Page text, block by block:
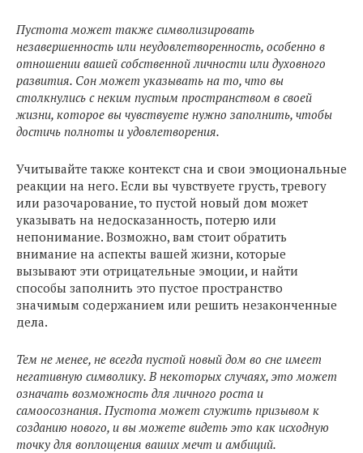
Пустота может также символизировать
незавершенность или неудовлетворенность, особенно в
отношении вашей собственной личности или духовного
развития. Сон может указывать на то, что вы
столкнулись с неким пустым пространством в своей
жизни, которое вы чувствуете нужно заполнить, чтобы
достичь полноты и удовлетворения.
Учитывайте также контекст сна и свои эмоциональные
реакции на него. Если вы чувствуете грусть, тревогу
или разочарование, то пустой новый дом может
указывать на недосказанность, потерю или
непонимание. Возможно, вам стоит обратить
внимание на аспекты вашей жизни, которые
вызывают эти отрицательные эмоции, и найти
способы заполнить это пустое пространство
значимым содержанием или решить незаконченные
дела.
Тем не менее, не всегда пустой новый дом во сне имеет
негативную символику. В некоторых случаях, это может
означать возможность для личного роста и
самоосознания. Пустота может служить призывом к
созданию нового, и вы можете видеть это как исходную
точку для воплощения ваших мечт и амбиций.